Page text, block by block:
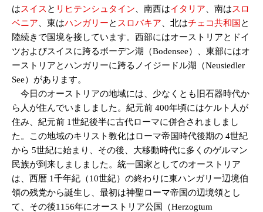
はスイス と リヒテンシュタイン 、南西はイタリア 、南はスロ
ベニア 、東はハンガリーと スロバキア 、北はチェコ共和国 と
陸続きで国境を接しています。西部にはオーストリアとドイ
ツおよびスイスに跨るボーデン湖（Bodensee）、東部にはオ
ーストリアとハンガリーに跨るノイジードル湖（Neusiedler
See）があります。
今日のオーストリアの地域には、少なくとも旧石器時代か
ら人が住んでいましました。紀元前 400年頃にはケルト人が
住み、紀元前 1世紀後半に古代ローマに併合されましまし
た。この地域のキリスト教化はローマ帝国時代後期の 4世紀
から 5世紀に始まり、その後、大移動時代に多くのゲルマン
民族が到来しましました。統一国家としてのオーストリア
は、西暦 1千年紀（10世紀）の終わりに東ハンガリー辺境伯
領の残党から誕生し、最初は神聖ローマ帝国の辺境領とし
て、その後1156年にオーストリア公国（Herzogtum